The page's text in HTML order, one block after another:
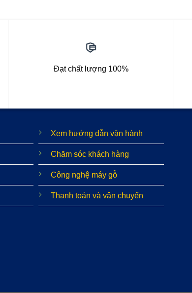
Đạt chất lượng 100%
Xem hướng dẫn vận hành
Chăm sóc khách hàng
Công nghệ máy gỗ
Thanh toán và vận chuyển